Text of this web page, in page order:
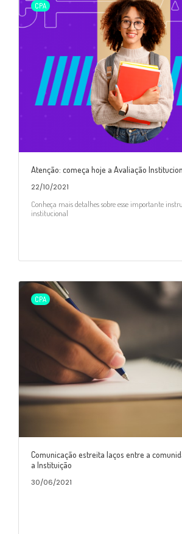
CPA
Atenção: começa hoje a Avaliação
22/10/2021
Conheça mais detalhes sobre esse importante
institucional
CPA
Comunicação estreita laços entre a
a Instituição
30/06/2021